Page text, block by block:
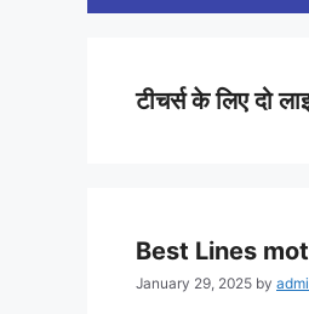
टीचर्स के लिए दो
Best Lines
January 29, 2025 by